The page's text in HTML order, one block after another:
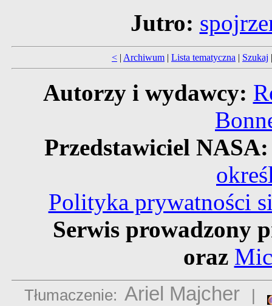
Jutro:
< | Archiwum | Lista tematyczna | Szukaj
Autorzy i wydawcy:
Przedstawiciel
Polityka prywatności
Serwis prowadzony
oraz
Tłumaczenie: Ariel Majcher |